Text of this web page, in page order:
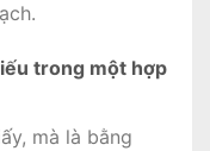
trong một hợp
mà là bằng